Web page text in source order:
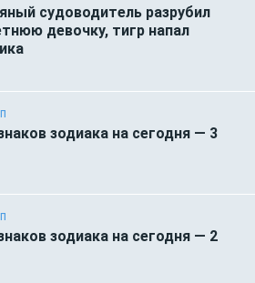
судоводитель разрубил
девочку, тигр напал
зодиака на сегодня — 3
зодиака на сегодня — 2